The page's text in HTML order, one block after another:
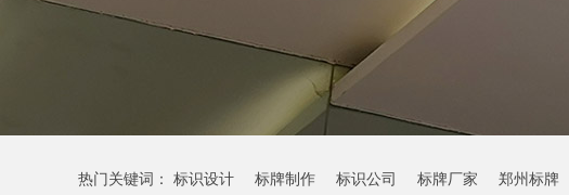
热门关键词： 标识设计 标牌制作 标识公司 标牌厂家 郑州标牌